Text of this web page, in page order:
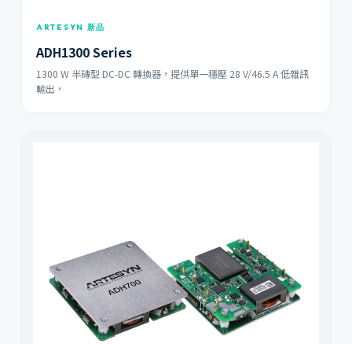
ARTESYN 新品
ADH1300 Series
1300 W 半磚型 DC-DC 轉換器，提供單一穩壓 28 V/46.5 A 低雜訊
輸出，